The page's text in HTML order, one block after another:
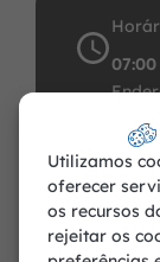
Utilizamos
oferecer
os recursos
rejeitar os